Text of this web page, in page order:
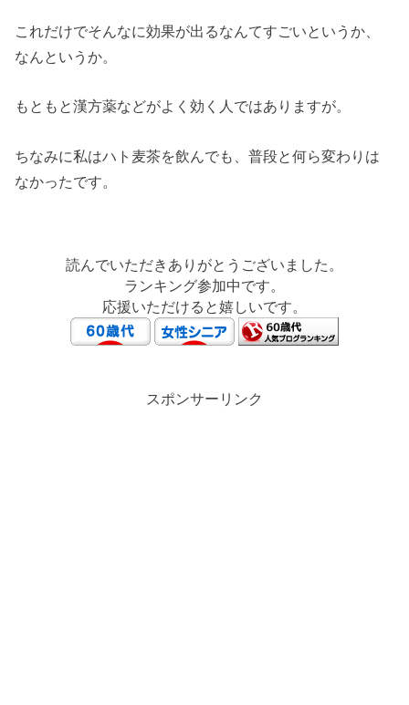
これだけでそんなに効果が出るなんてすごいというか、
なんというか。
もともと漢方薬などがよく効く人ではありますが。
ちなみに私はハト麦茶を飲んでも、普段と何ら変わりは
なかったです。
読んでいただきありがとうございました。
ランキング参加中です。
応援いただけると嬉しいです。
スポンサーリンク